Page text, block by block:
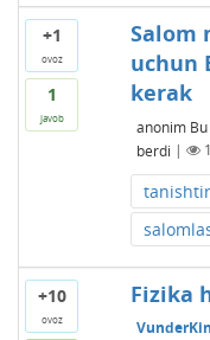
+1
ovoz
1
javob
Salom
uchun
kerak
anonim
berdi |
+10
ovoz
Fizika